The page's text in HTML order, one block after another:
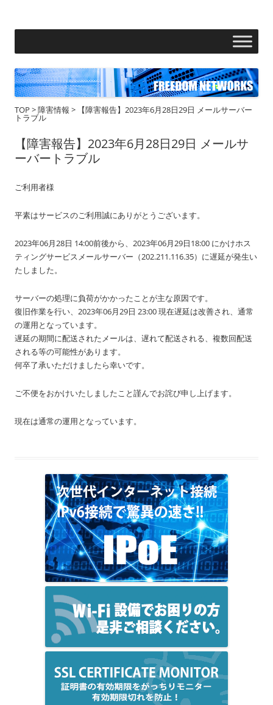
コ
ン
へ
ス
キ
ッ
プ
TOP >障害情報 > 【障害報告】2023年6月28日29日 メールサーバー
トラブル
【障害報告】2023年6月28日29日 メールサ
ーバートラブル
ご利用者様
平素はサービスのご利用誠にありがとうございます。
2023年06月28日 14:00前後から、2023年06月29日18:00 にかけホス
ティングサービスメールサーバー（202.211.116.35）に遅延が発生い
たしました。
サーバーの処理に負荷がかかったことが主な原因です。
復旧作業を行い、2023年06月29日 23:00 現在遅延は改善され、通常
の運用となっています。
遅延の期間に配送されたメールは、遅れて配送される、複数回配送
される等の可能性があります。
何卒了承いただけましたら幸いです。
ご不便をおかけいたしましたこと謹んでお詫び申し上げます。
現在は通常の運用となっています。